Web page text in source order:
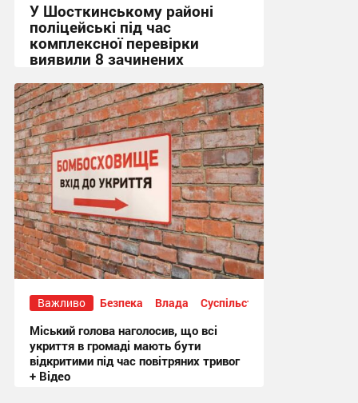
У Шосткинському районі
поліцейські під час
комплексної перевірки
виявили 8 зачинених
15:36, 7.08.2026
Важливо Безпека Влада Суспільство
Міський голова наголосив, що всі
укриття в громаді мають бути
відкритими під час повітряних тривог
+ Відео